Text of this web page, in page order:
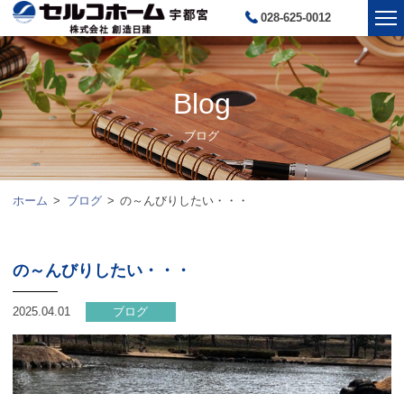
028-625-0012
Blog
ブログ
ホーム ブログ の～んびりしたい・・・
の～んびりしたい・・・
2025.04.01 ブログ